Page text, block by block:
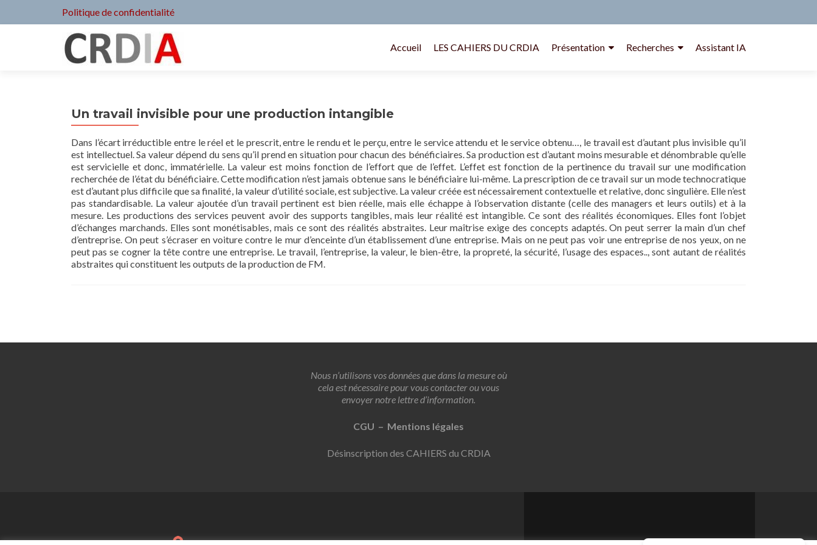
Politique de confidentialité
Accueil LES CAHIERS DU CRDIA Présentation Recherches Assistant IA
Un travail invisible pour une production intangible
Dans l’écart irréductible entre le réel et le prescrit, entre le rendu et le perçu, entre le service attendu et le service obtenu…, le travail est d’autant plus invisible qu’il
est intellectuel. Sa valeur dépend du sens qu’il prend en situation pour chacun des bénéficiaires. Sa production est d’autant moins mesurable et dénombrable qu’elle
est servicielle et donc, immatérielle. La valeur est moins fonction de l’effort que de l’effet. L’effet est fonction de la pertinence du travail sur une modification
recherchée de l’état du bénéficiaire. Cette modification n’est jamais obtenue sans le bénéficiaire lui-même. La prescription de ce travail sur un mode technocratique
est d’autant plus difficile que sa finalité, la valeur d’utilité sociale, est subjective. La valeur créée est nécessairement contextuelle et relative, donc singulière. Elle n’est
pas standardisable. La valeur ajoutée d’un travail pertinent est bien réelle, mais elle échappe à l’observation distante (celle des managers et leurs outils) et à la
mesure. Les productions des services peuvent avoir des supports tangibles, mais leur réalité est intangible. Ce sont des réalités économiques. Elles font l’objet
d’échanges marchands. Elles sont monétisables, mais ce sont des réalités abstraites. Leur maîtrise exige des concepts adaptés. On peut serrer la main d’un chef
d’entreprise. On peut s’écraser en voiture contre le mur d’enceinte d’un établissement d’une entreprise. Mais on ne peut pas voir une entreprise de nos yeux, on ne
peut pas se cogner la tête contre une entreprise. Le travail, l’entreprise, la valeur, le bien-être, la propreté, la sécurité, l’usage des espaces.., sont autant de réalités
abstraites qui constituent les outputs de la production de FM.
Nous n’utilisons vos données que dans la mesure où
cela est nécessaire pour vous contacter ou vous
envoyer notre lettre d’information.
CGU – Mentions légales
Désinscription des CAHIERS du CRDIA